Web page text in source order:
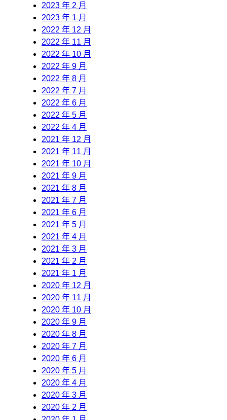
2023 年 2 月
2023 年 1 月
2022 年 12 月
2022 年 11 月
2022 年 10 月
2022 年 9 月
2022 年 8 月
2022 年 7 月
2022 年 6 月
2022 年 5 月
2022 年 4 月
2021 年 12 月
2021 年 11 月
2021 年 10 月
2021 年 9 月
2021 年 8 月
2021 年 7 月
2021 年 6 月
2021 年 5 月
2021 年 4 月
2021 年 3 月
2021 年 2 月
2021 年 1 月
2020 年 12 月
2020 年 11 月
2020 年 10 月
2020 年 9 月
2020 年 8 月
2020 年 7 月
2020 年 6 月
2020 年 5 月
2020 年 4 月
2020 年 3 月
2020 年 2 月